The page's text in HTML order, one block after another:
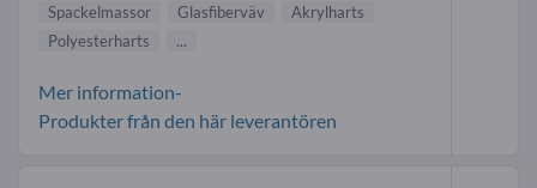
Spackelmassor
Glasfiberväv
Akrylharts
Polyesterharts
...
Mer information-
Produkter från den här leverantören